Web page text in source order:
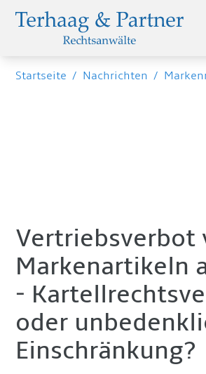
Startseite / Nachrichten /
Vertriebsverbot
Markenartikeln
-
oder
Einschränkung?